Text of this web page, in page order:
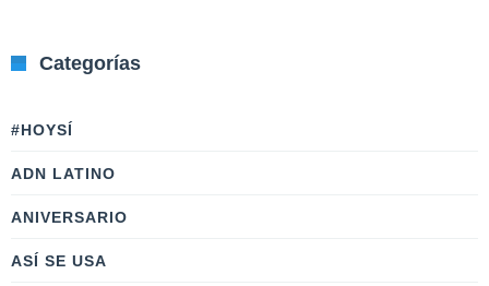
Categorías
#HOYSÍ
ADN LATINO
ANIVERSARIO
ASÍ SE USA